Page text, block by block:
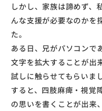
しかし、家族は諦めず、
んな支援が必要なのかを
た。
ある日、兄がパソコンで
文字を拡大することが出
試しに触らせてもらいま
すると、四肢麻痺・視覚
の思いを書くことが出来